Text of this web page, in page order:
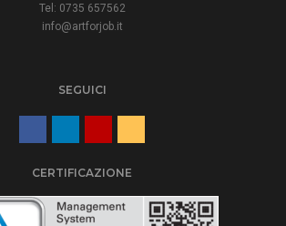
Tel: 0735 657562
info@artforjob.it
SEGUICI
CERTIFICAZIONE